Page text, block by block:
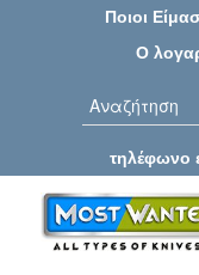
Ποιοι
Ο
τηλέφωνο